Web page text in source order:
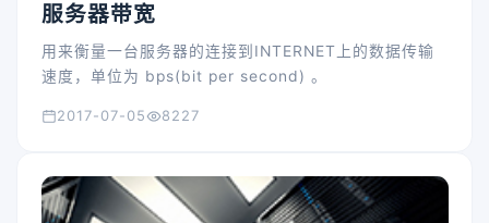
服务器带宽
用来衡量一台服务器的连接到INTERNET上的数据传输
速度，单位为 bps(bit per second) 。
2017-07-05 8227